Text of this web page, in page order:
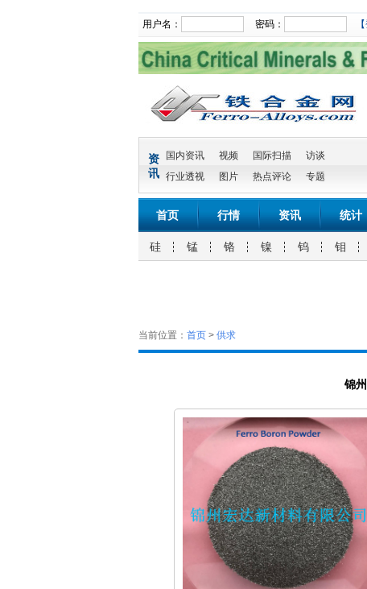
用户名： 密码：
资
讯
国内资讯 视频 国际扫描
访谈
行业透视
图片 热点评论 专题
首页 行情 资讯 统计
硅 锰 铬 镍 钨 钼
当前位置： 首页 > 供求
锦